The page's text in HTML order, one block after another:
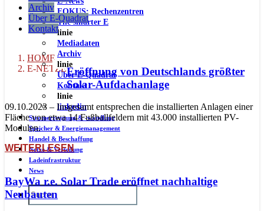
FOKUS: Rechenzentren
The smarter E
linie
Mediadaten
Archiv
linie
Über E-Quadrat
Kontakt
linie
linkedin
Stromerzeugung & -wandlung
Speicher & Energiemanagement
Handel & Beschaffung
Netze & Verteilung
Ladeinfrastruktur
News
Archiv
Über E-Quadrat
Kontakt
HOME
E-NETZEEröffnung von Deutschlands größter
Solar-Aufdachanlage
09.10.2023 – Insgesamt entsprechen die installierten Anlagen einer
Fläche von etwa 14 Fußballfeldern mit 43.000 installierten PV-
Modulen.
WEITERLESEN
BayWa r.e. Solar Trade eröffnet nachhaltige
Neubauten